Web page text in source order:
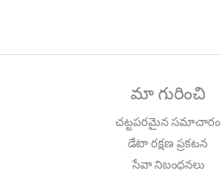
మా గురించి
చట్టపరమైన సమాచారం
డేటా రక్షణ ప్రకటన
సేవా నిబంధనలు